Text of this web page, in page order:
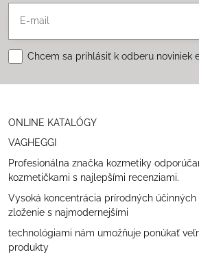
Chcem sa prihlásiť k odberu noviniek
ONLINE KATALÓGY
VAGHEGGI
Profesionálna značka kozmetiky
kozmetičkami s najlepšími recenziami.
Vysoká koncentrácia prírodných
zloženie s najmodernejšími
technológiami nám umožňuje ponúkať
produkty